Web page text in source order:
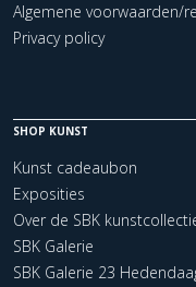
Algemene voorwaarden/
Privacy policy
SHOP KUNST
Kunst cadeaubon
Exposities
Over de SBK
SBK Galerie
SBK Galerie 23